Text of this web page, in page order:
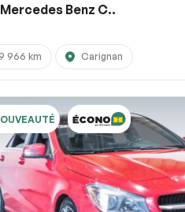
Benz C..
966 km Carignan